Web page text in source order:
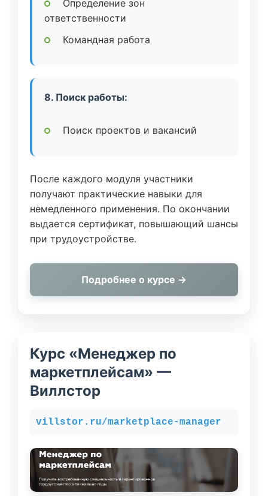
Определение зон
ответственности
Командная работа
8. Поиск работы:
Поиск проектов и вакансий
После каждого модуля участники
получают практические навыки для
немедленного применения. По окончании
выдается сертификат, повышающий шансы
при трудоустройстве.
Подробнее о курсе →
Курс «Менеджер по
маркетплейсам» —
Виллстор
villstor.ru/marketplace-manager